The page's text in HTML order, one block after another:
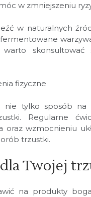
w zmniejszeniu
w naturalnych
warto
fizyczne
nie tylko sposób
Regularne
oraz wzmocnieniu
trzustki.
Twojej
na produkty